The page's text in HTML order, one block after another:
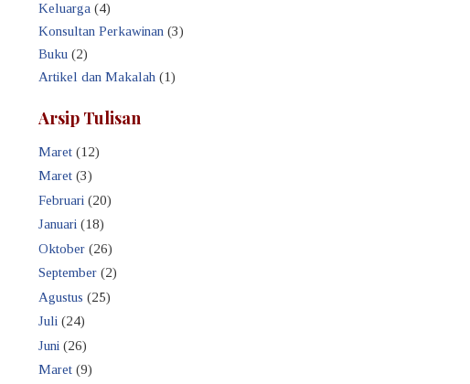
Keluarga (4)
Konsultan Perkawinan (3)
Buku (2)
Artikel dan Makalah (1)
Arsip Tulisan
Maret (12)
Maret (3)
Februari (20)
Januari (18)
Oktober (26)
September (2)
Agustus (25)
Juli (24)
Juni (26)
Maret (9)